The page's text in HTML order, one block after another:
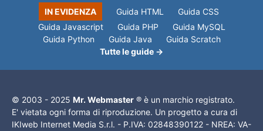
IN EVIDENZA Guida HTML
Guida CSS
Guida Javascript
Guida PHP
Guida MySQL
Guida Python
Guida Java
Guida Scratch
Tutte le guide →
© 2003 - 2025 Mr. Webmaster ® è un marchio registrato.
E' vietata ogni forma di riproduzione. Un progetto a cura di
IKIweb Internet Media S.r.l. - P.IVA: 02848390122 - NREA: VA-